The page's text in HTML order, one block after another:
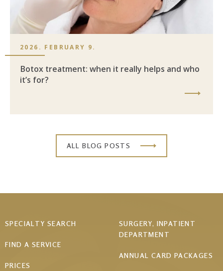
2026. FEBRUARY 9.
Botox treatment: when it really helps and who
it’s for?
ALL BLOG POSTS
Footer
SPECIALTY SEARCH
FIND A SERVICE
PRICES
SURGERY, INPATIENT
DEPARTMENT
ANNUAL CARD PACKAGES